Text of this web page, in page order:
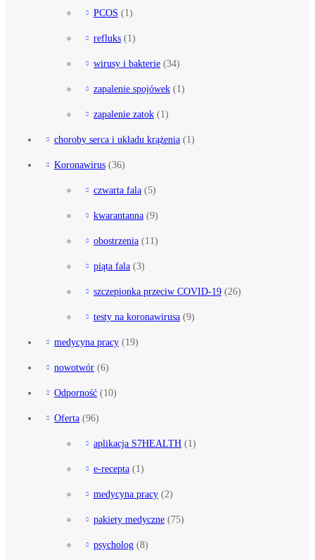
PCOS (1)
refluks (1)
wirusy i bakterie (34)
zapalenie spojówek (1)
zapalenie zatok (1)
choroby serca i układu krążenia (1)
Koronawirus (36)
czwarta fala (5)
kwarantanna (9)
obostrzenia (11)
piąta fala (3)
szczepionka przeciw COVID-19 (26)
testy na koronawirusa (9)
medycyna pracy (19)
nowotwór (6)
Odporność (10)
Oferta (96)
aplikacja S7HEALTH (1)
e-recepta (1)
medycyna pracy (2)
pakiety medyczne (75)
psycholog (8)